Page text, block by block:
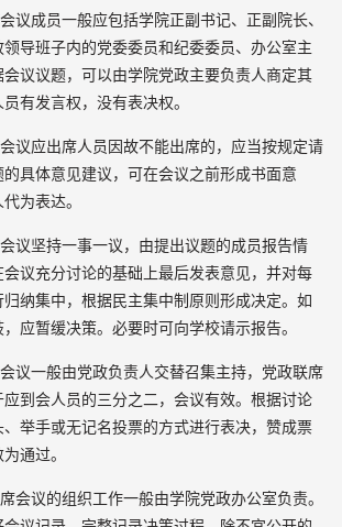
议成员一般应包括学院正副书记、正副院长、
导班子内的党委委员和纪委委员、办公室主
议议题，可以由学院党政主要负责人商定其
有发言权，没有表决权。
议应出席人员因故不能出席的，应当按规定请
具体意见建议，可在会议之前形成书面意
为表达。
议坚持一事一议，由提出议题的成员报告情
议充分讨论的基础上最后发表意见，并对每
纳集中，根据民主集中制原则形成决定。如
应暂缓决策。必要时可向学校请示报告。
议一般由党政负责人交替召集主持，党政联席
到会人员的三分之二，会议有效。根据讨论
举手或无记名投票的方式进行表决，赞成票
通过。
会议的组织工作一般由学院党政办公室负责。